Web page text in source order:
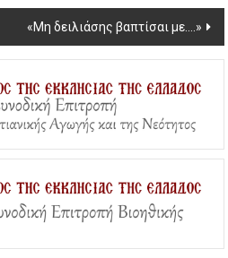
«Μη δειλιάσης βαπτίσαι με….»